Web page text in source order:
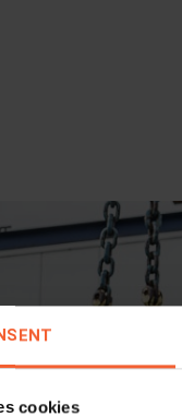
cookies